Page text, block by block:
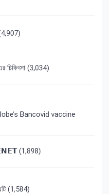
চিকিৎসা (3,034)
Bancovid vaccine
(1,898)
(1,584)